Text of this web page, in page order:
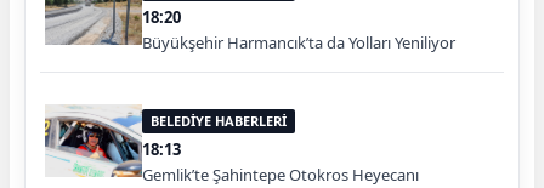
18:20
Büyükşehir Harmancık’ta da Yolları Yeniliyor
BELEDİYE HABERLERİ
18:13
Gemlik’te Şahintepe Otokros Heyecanı